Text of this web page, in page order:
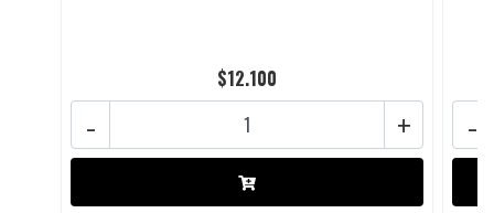
$12.100
+
- -